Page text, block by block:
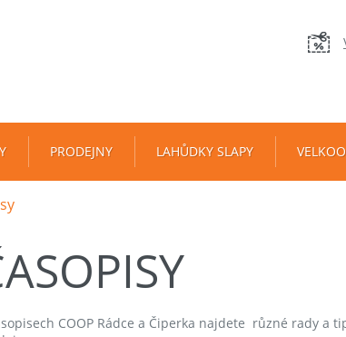
PRODEJNY LAHŮDKY SLAPY
COOP Rádce a Čiperka najdete různé rady a